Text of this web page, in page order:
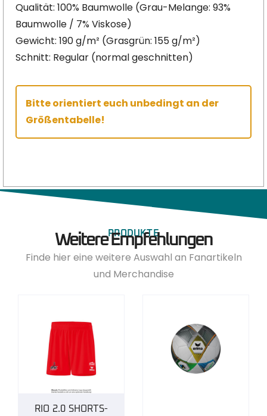
Qualität: 100% Baumwolle (Grau-Melange: 93%
Baumwolle / 7% Viskose)
Gewicht: 190 g/m² (Grasgrün: 155 g/m²)
Schnitt: Regular (normal geschnitten)
Bitte orientiert euch unbedingt an der
Größentabelle!
PRODUKTE
Weitere Empfehlungen
Finde hier eine weitere Auswahl an Fanartikeln
und Merchandise
RIO 2.0 SHORTS-